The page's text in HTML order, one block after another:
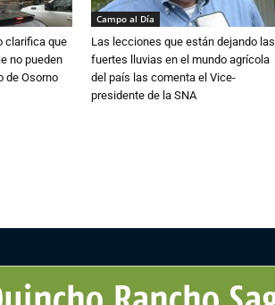
clarifica que
no pueden
de Osorno
Campo al Día
Las lecciones que están dejando las
fuertes lluvias en el mundo agrícola
del país las comenta el Vice-
presidente de la SNA